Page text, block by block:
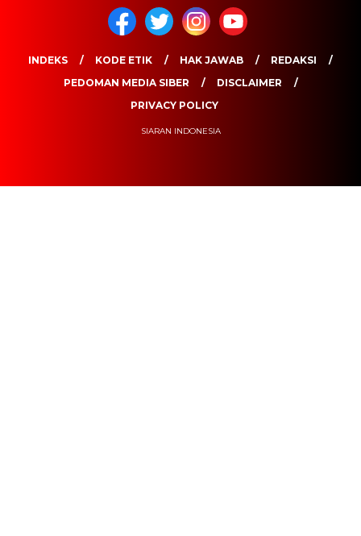
INDEKS KODE ETIK HAK JAWAB
REDAKSI
PEDOMAN MEDIA SIBER
DISCLAIMER
PRIVACY POLICY
SIARAN INDONESIA